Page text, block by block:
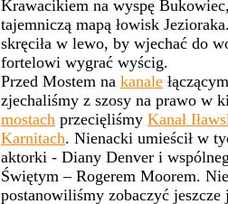
Krawacikiem na wyspę
tajemniczą mapą łowisk
skręciła w lewo, by wjechać do
fortelowi wygrać wyścig.
Przed Mostem na kanale
zjechaliśmy z szosy na prawo w
mostach przecięliśmy Kanał
Karnitach. Nienacki umieścił w
aktorki - Diany Denver i
Świętym – Rogerem Moorem.
postanowiliśmy zobaczyć